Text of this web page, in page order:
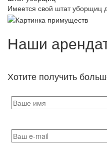
Имеется свой штат уборщиц
Наши
Хотите получить